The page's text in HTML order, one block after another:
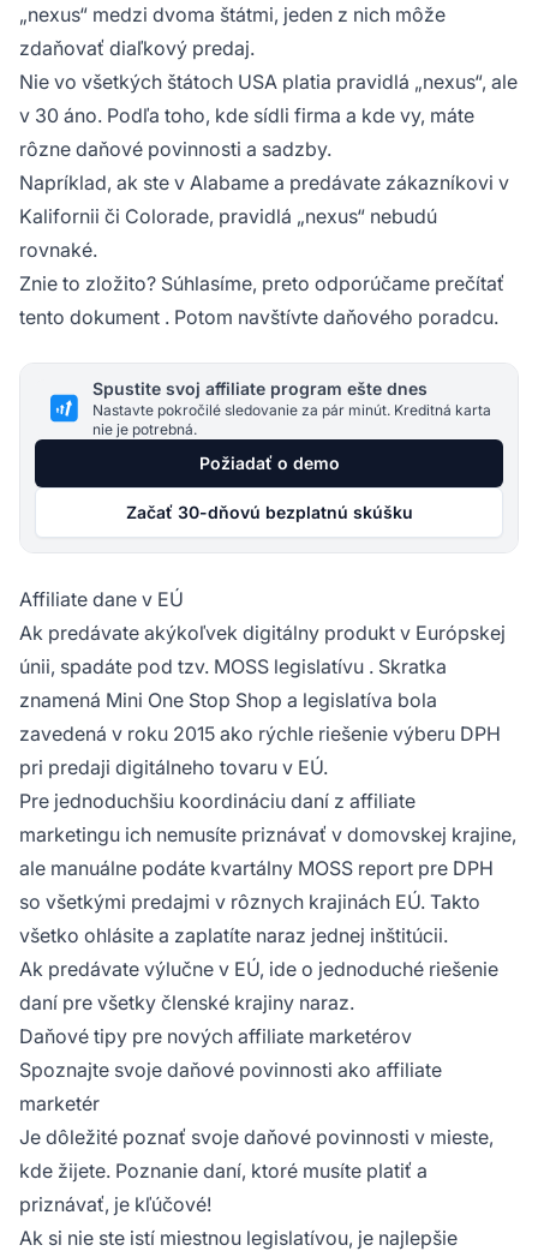
„nexus“ medzi dvoma štátmi, jeden z nich môže
zdaňovať diaľkový predaj.
Nie vo všetkých štátoch USA platia pravidlá „nexus“, ale
v 30 áno. Podľa toho, kde sídli firma a kde vy, máte
rôzne daňové povinnosti a sadzby.
Napríklad, ak ste v Alabame a predávate zákazníkovi v
Kalifornii či Colorade, pravidlá „nexus“ nebudú
rovnaké.
Znie to zložito? Súhlasíme, preto odporúčame prečítať
tento dokument . Potom navštívte daňového poradcu.
Spustite svoj affiliate program ešte dnes
Nastavte pokročilé sledovanie za pár minút. Kreditná karta
nie je potrebná.
Požiadať o demo
Začať 30-dňovú bezplatnú skúšku
Affiliate dane v EÚ
Ak predávate akýkoľvek digitálny produkt v Európskej
únii, spadáte pod tzv. MOSS legislatívu . Skratka
znamená Mini One Stop Shop a legislatíva bola
zavedená v roku 2015 ako rýchle riešenie výberu DPH
pri predaji digitálneho tovaru v EÚ.
Pre jednoduchšiu koordináciu daní z affiliate
marketingu ich nemusíte priznávať v domovskej krajine,
ale manuálne podáte kvartálny MOSS report pre DPH
so všetkými predajmi v rôznych krajinách EÚ. Takto
všetko ohlásite a zaplatíte naraz jednej inštitúcii.
Ak predávate výlučne v EÚ, ide o jednoduché riešenie
daní pre všetky členské krajiny naraz.
Daňové tipy pre nových affiliate marketérov
Spoznajte svoje daňové povinnosti ako affiliate
marketér
Je dôležité poznať svoje daňové povinnosti v mieste,
kde žijete. Poznanie daní, ktoré musíte platiť a
priznávať, je kľúčové!
Ak si nie ste istí miestnou legislatívou, je najlepšie